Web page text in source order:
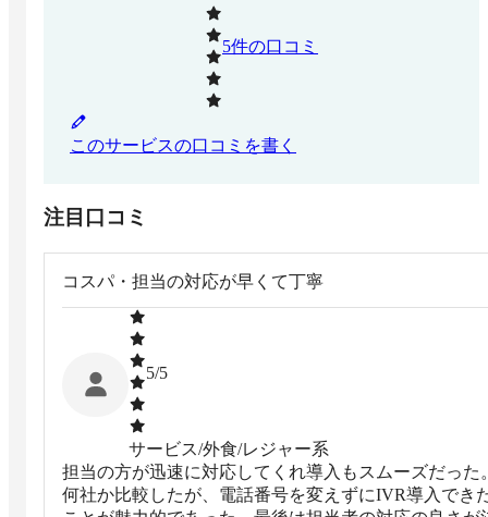
5件の口コミ
このサービスの口コミを書く
注目口コミ
コスパ・担当の対応が早くて丁寧
5/5
サービス/外食/レジャー系
担当の方が迅速に対応してくれ導入もスムーズだった
何社か比較したが、電話番号を変えずにIVR導入でき